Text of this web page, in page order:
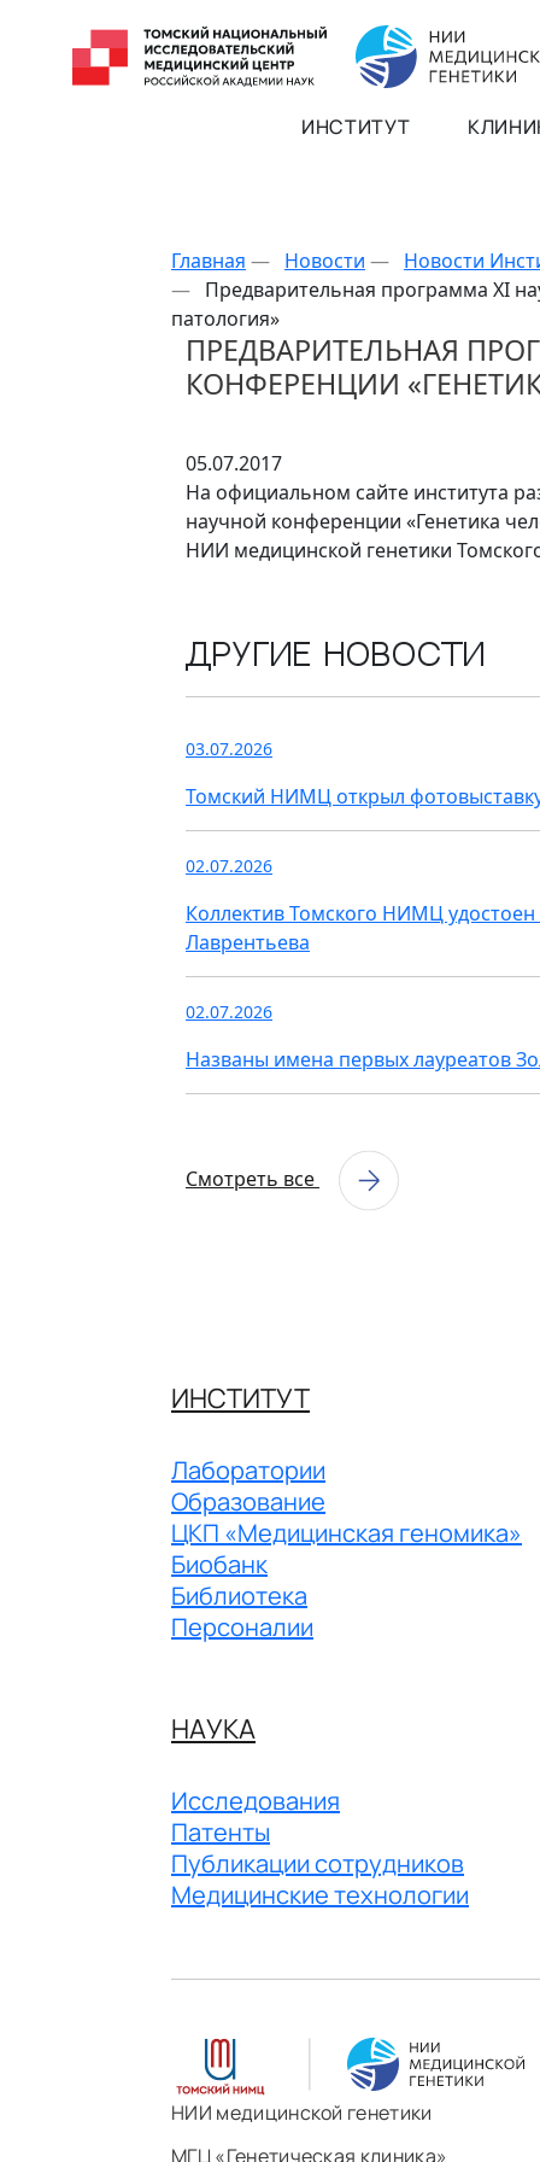
ИНСТИТУТ
Главная — Новости — Новости
— Предварительная программа XI
патология»
ПРЕДВАРИТЕЛЬНАЯ
КОНФЕРЕНЦИИ
05.07.2017
На официальном сайте института
научной конференции «Генетика
НИИ медицинской генетики
Другие новости
03.07.2026
Томский НИМЦ открыл
02.07.2026
Коллектив Томского НИМЦ
Лаврентьева
02.07.2026
Названы имена первых лауреатов
Смотреть все
ИНСТИТУТ
Лаборатории
Образование
ЦКП «Медицинская геномика»
Биобанк
Библиотека
Персоналии
НАУКА
Исследования
Патенты
Публикации сотрудников
Медицинские технологии
НИИ медицинской генетики
МГЦ «Генетическая клиника»